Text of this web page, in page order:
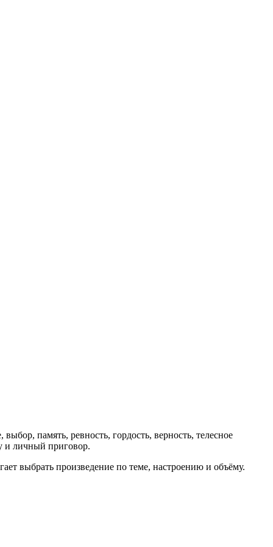
память, ревность, гордость, верность, телесное
и личный приговор.
выбрать произведение по теме, настроению и объёму.